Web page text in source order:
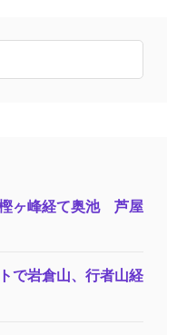
ヶ峰経て奥池 芦屋
で岩倉山、行者山経